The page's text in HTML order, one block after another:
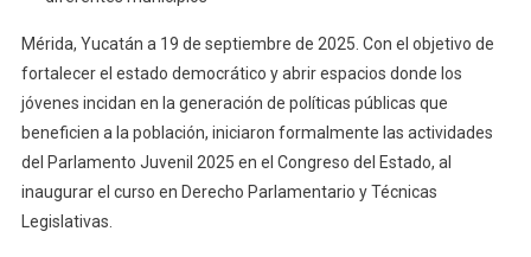
En
El
Del
Estado
Mérida, Yucatán a 19 de septiembre de 2025. Con el objetivo de
fortalecer el estado democrático y abrir espacios donde los
jóvenes incidan en la generación de políticas públicas que
beneficien a la población, iniciaron formalmente las actividades
del Parlamento Juvenil 2025 en el Congreso del Estado, al
inaugurar el curso en Derecho Parlamentario y Técnicas
Legislativas.